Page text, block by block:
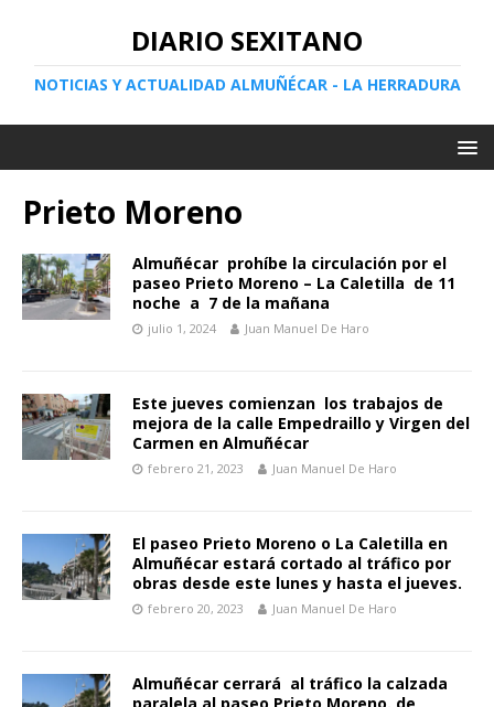
DIARIO SEXITANO
NOTICIAS Y ACTUALIDAD ALMUÑÉCAR - LA HERRADURA
Prieto Moreno
Almuñécar prohíbe la circulación por el
paseo Prieto Moreno – La Caletilla de 11
noche a 7 de la mañana
julio 1, 2024 Juan Manuel De Haro
Este jueves comienzan los trabajos de
mejora de la calle Empedraillo y Virgen del
Carmen en Almuñécar
febrero 21, 2023 Juan Manuel De Haro
El paseo Prieto Moreno o La Caletilla en
Almuñécar estará cortado al tráfico por
obras desde este lunes y hasta el jueves.
febrero 20, 2023 Juan Manuel De Haro
Almuñécar cerrará al tráfico la calzada